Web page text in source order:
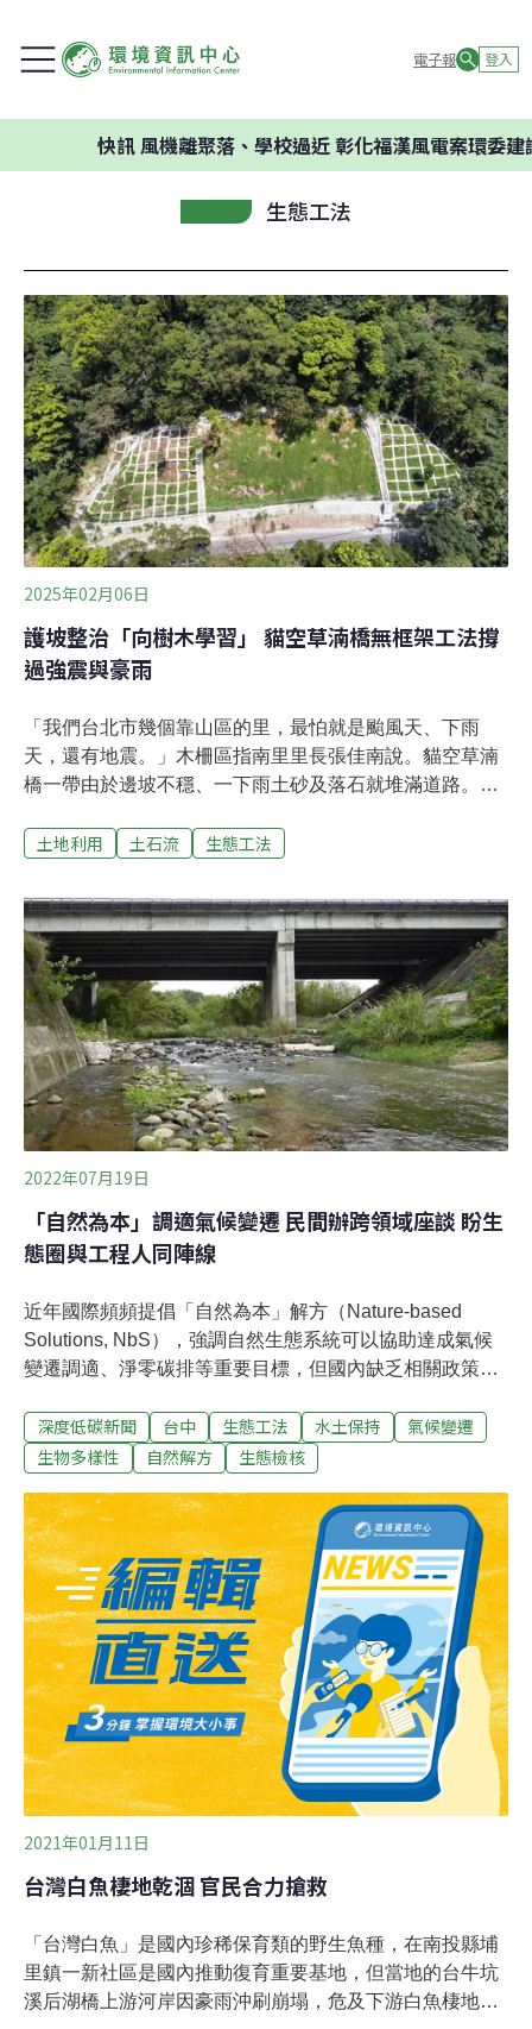
電子報 登入
風機離聚落、學校過近 彰化福漢風電案環委建議不應開
生態工法
2025年02月06日
護坡整治「向樹木學習」 貓空草湳橋無框架工法撐
過強震與豪雨
「我們台北市幾個靠山區的里，最怕就是颱風天、下雨
天，還有地震。」木柵區指南里里長張佳南說。貓空草湳
橋一帶由於邊坡不穩、一下雨土砂及落石就堆滿道路。北
稱不用砍樹、不用水泥，對生態干擾更少的「無框架護坡
去（2024）年強震及多個颱風衝擊，缺少水泥保護的邊坡
是否安然無恙？與傳統工法相比，真的能復育更多植被
嗎？《環境資訊中心》專訪北市府大地工程處及專家，一
起解密新工法。貓空草湳橋附近車流大 邊坡頻崩塌阻礙交
通許多民眾喜歡假日到台北貓空喝茶健行，從指南路三段
駕車上山，總得經過草湳橋才能抵達熱鬧的商店街。不
過，靠近草湳橋的指南路段，多次發生邊坡滑落，甚至山
崩封路，民眾只能多花15分鐘繞路。台北市工務局大地工
程處總工程司陳智盛表示，光這五年內就發生兩次崩塌、
四次以上落石。當時大地處只能清掉路面堆積的砂
土地利用 土石流 生態工法
2022年07月19日
「自然為本」調適氣候變遷 民間辦跨領域座談 盼生
態圈與工程人同陣線
近年國際頻頻提倡「自然為本」解方（Nature-based
Solutions, NbS），強調自然生態系統可以協助達成氣候
變遷調適、淨零碳排等重要目標，但國內缺乏相關政策與
溝通隔閡、成效不彰，無法建立全尺度的規劃。台灣河溪
網等生態團體16日邀集產官學界、立委洪申翰等人舉辦
域實務合作宣言」，遞交給國家發展委員會與公共工程委
員會，呼籲建立工程界與生態界的溝通管道，讓過去看似
衝突的兩個領域能夠站在同一陣線解決問題。用自然手段
解決人類問題 「自然為本NbS」正夯聯合國氣候變遷專門
委員會在其最新科學報告（IPCC AR6 WGII）指出，人類
社會活動會影響氣候與生態系，導致氣候變遷衝擊、風險
越來越複雜及難以管理，建議國際加強保育、修復生態
系，才能提升整體氣候韌性。研究也發現，比起依賴人造
工程抵禦氣候
深度低碳新聞 台中 生態工法 水土保持
氣候變遷
生物多樣性
自然解方 生態檢核
2021年01月11日
台灣白魚棲地乾涸 官民合力搶救
「台灣白魚」是國內珍稀保育類的野生魚種，在南投縣埔
里鎮一新社區是國內推動復育重要基地，但當地的台牛坑
溪后湖橋上游河岸因豪雨沖刷崩塌，危及下游白魚棲地被